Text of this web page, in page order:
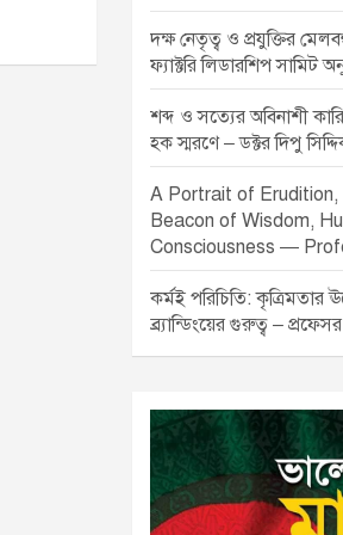
দক্ষ নেতৃত্ব ও প্রযুক্তির
ফ্যাক্টরি লিডারশিপ সামিট
শব্দ ও সত্যের অবিনাশী
হক স্মরণে – ডক্টর দিপু
A Portrait of
Beacon of Wisdom,
Consciousness —
কর্মই পরিচিতি: কৃত্রিমতার
ব্র্যান্ডিংয়ের গুরুত্ব –